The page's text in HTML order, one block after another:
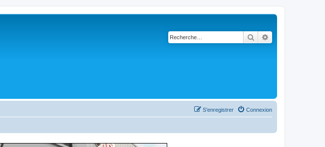
Rechercher
Connexion
S’enregistrer